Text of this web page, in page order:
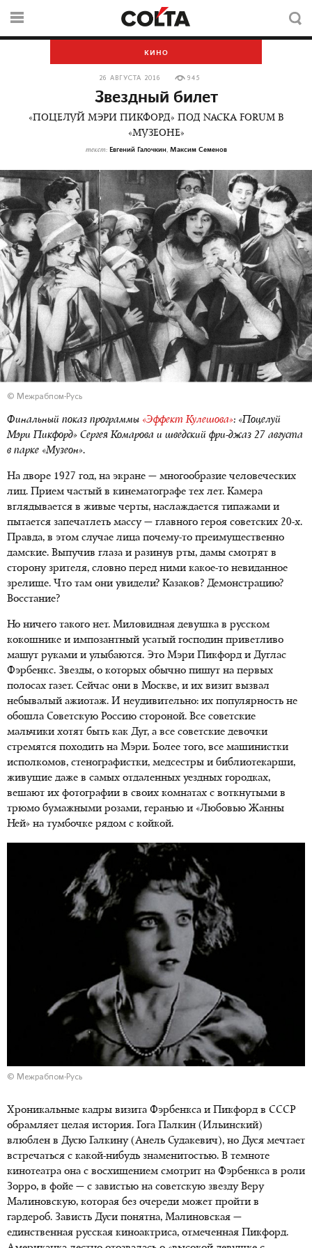
КИНО
26 АВГУСТА 2016 945
Звездный билет
«ПОЦЕЛУЙ МЭРИ ПИКФОРД» ПОД NACKA FORUM В
«МУЗЕОНЕ»
текст: Евгений Галочкин, Максим Семенов
© Межрабпом-Русь
Финальный показ программы «Эффект Кулешова»: «Поцелуй
Мэри Пикфорд» Сергея Комарова и шведский фри-джаз 27 августа
в парке «Музеон».
На дворе 1927 год, на экране — многообразие человеческих
лиц. Прием частый в кинематографе тех лет. Камера
вглядывается в живые черты, наслаждается типажами и
пытается запечатлеть массу — главного героя советских 20-х.
Правда, в этом случае лица почему-то преимущественно
дамские. Выпучив глаза и разинув рты, дамы смотрят в
сторону зрителя, словно перед ними какое-то невиданное
зрелище. Что там они увидели? Казаков? Демонстрацию?
Восстание?
Но ничего такого нет. Миловидная девушка в русском
кокошнике и импозантный усатый господин приветливо
машут руками и улыбаются. Это Мэри Пикфорд и Дуглас
Фэрбенкс. Звезды, о которых обычно пишут на первых
полосах газет. Сейчас они в Москве, и их визит вызвал
небывалый ажиотаж. И неудивительно: их популярность не
обошла Советскую Россию стороной. Все советские
мальчики хотят быть как Дуг, а все советские девочки
стремятся походить на Мэри. Более того, все машинистки
исполкомов, стенографистки, медсестры и библиотекарши,
живущие даже в самых отдаленных уездных городках,
вешают их фотографии в своих комнатах с воткнутыми в
трюмо бумажными розами, геранью и «Любовью Жанны
Ней» на тумбочке рядом с койкой.
© Межрабпом-Русь
Хроникальные кадры визита Фэрбенкса и Пикфорд в СССР
обрамляет целая история. Гога Палкин (Ильинский)
влюблен в Дусю Галкину (Анель Судакевич), но Дуся мечтает
встречаться с какой-нибудь знаменитостью. В темноте
кинотеатра она с восхищением смотрит на Фэрбенкса в роли
Зорро, в фойе — с завистью на советскую звезду Веру
Малиновскую, которая без очереди может пройти в
гардероб. Зависть Дуси понятна, Малиновская —
единственная русская киноактриса, отмеченная Пикфорд.